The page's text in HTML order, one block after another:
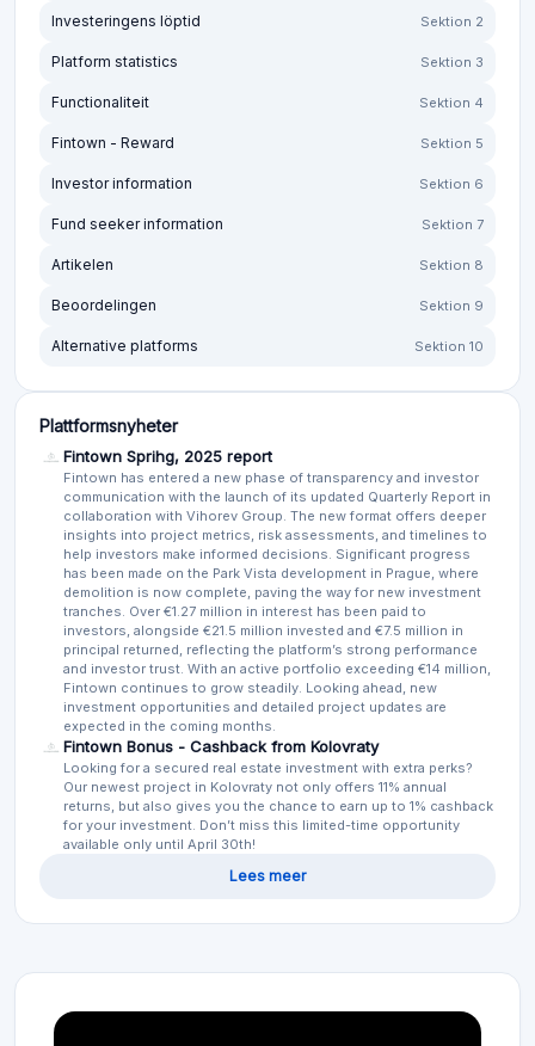
Investeringens löptid Sektion 2
Platform statistics Sektion 3
Functionaliteit Sektion 4
Fintown - Reward Sektion 5
Investor information Sektion 6
Fund seeker information Sektion 7
Artikelen Sektion 8
Beoordelingen Sektion 9
Alternative platforms Sektion 10
Plattformsnyheter
Fintown Sprihg, 2025 report
Fintown has entered a new phase of transparency and investor
communication with the launch of its updated Quarterly Report in
collaboration with Vihorev Group. The new format offers deeper
insights into project metrics, risk assessments, and timelines to
help investors make informed decisions. Significant progress
has been made on the Park Vista development in Prague, where
demolition is now complete, paving the way for new investment
tranches. Over €1.27 million in interest has been paid to
investors, alongside €21.5 million invested and €7.5 million in
principal returned, reflecting the platform’s strong performance
and investor trust. With an active portfolio exceeding €14 million,
Fintown continues to grow steadily. Looking ahead, new
investment opportunities and detailed project updates are
expected in the coming months.
Fintown Bonus - Cashback from Kolovraty
Looking for a secured real estate investment with extra perks?
Our newest project in Kolovraty not only offers 11% annual
returns, but also gives you the chance to earn up to 1% cashback
for your investment. Don’t miss this limited-time opportunity
available only until April 30th!
Lees meer